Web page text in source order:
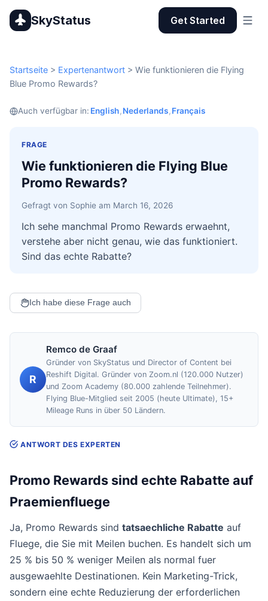
SkyStatus Get Started
Startseite > Expertenantwort > Wie funktionieren die Flying
Blue Promo Rewards?
Auch verfügbar in: English,Nederlands,Français
FRAGE
Wie funktionieren die Flying Blue
Promo Rewards?
Gefragt von Sophie am March 16, 2026
Ich sehe manchmal Promo Rewards erwaehnt,
verstehe aber nicht genau, wie das funktioniert.
Sind das echte Rabatte?
Ich habe diese Frage auch
R
Remco de Graaf
Gründer von SkyStatus und Director of Content bei
Reshift Digital. Gründer von Zoom.nl (120.000 Nutzer)
und Zoom Academy (80.000 zahlende Teilnehmer).
Flying Blue-Mitglied seit 2005 (heute Ultimate), 15+
Mileage Runs in über 50 Ländern.
ANTWORT DES EXPERTEN
Promo Rewards sind echte Rabatte auf
Praemienfluege
Ja, Promo Rewards sind tatsaechliche Rabatte auf
Fluege, die Sie mit Meilen buchen. Es handelt sich um
25 % bis 50 % weniger Meilen als normal fuer
ausgewaehlte Destinationen. Kein Marketing-Trick,
sondern eine echte Reduzierung der erforderlichen